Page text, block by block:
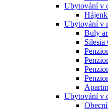
Ubytování v
Ubytování v
Buly
Silesia
Ubytování v